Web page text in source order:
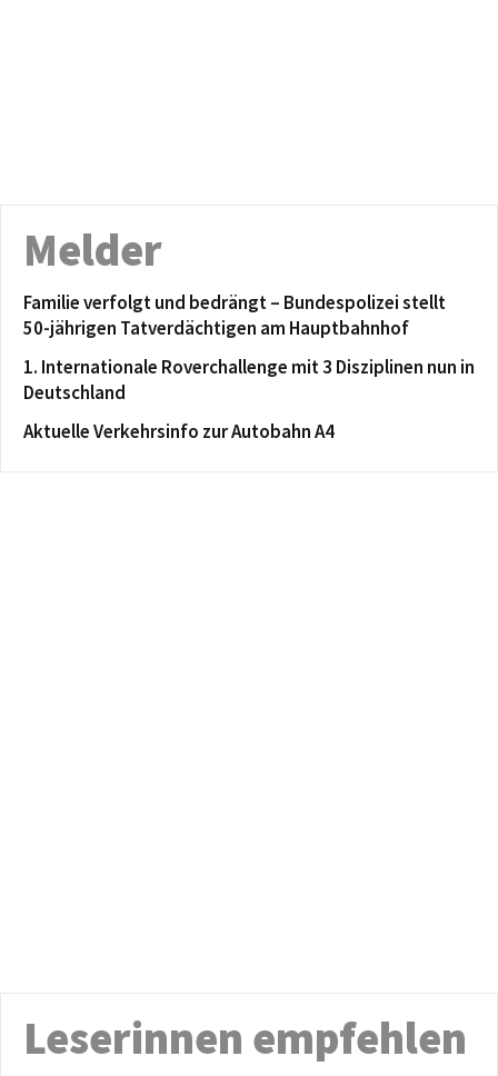
Melder
Familie verfolgt und bedrängt – Bundespolizei stellt
50-jährigen Tatverdächtigen am Hauptbahnhof
1. Internationale Roverchallenge mit 3 Disziplinen nun in
Deutschland
Aktuelle Verkehrsinfo zur Autobahn A4
Leserinnen empfehlen